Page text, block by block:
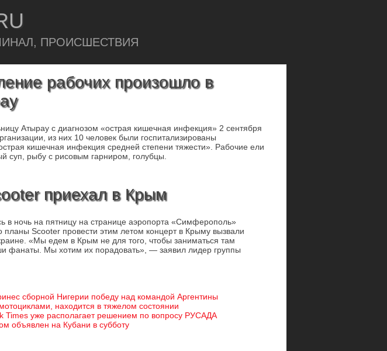
ПРОИСШЕСТВИЯ
рабочих произошло в
Атырау с диагнозом «острая кишечная инфекция» 2 сентября
из них 10 человек были госпитализированы
кишечная инфекция средней степени тяжести». Рабочие ели
суп, рыбу с рисовым гарниром, голубцы.
приехал в Крым
в ночь на пятницу на странице аэропорта «Симферополь»
планы Scooter провести этим летом концерт в Крыму вызвали
«Мы едем в Крым не для того, чтобы заниматься там
фанаты. Мы хотим их порадовать», — заявил лидер группы
сборной Нигерии победу над командой Аргентины
находится в тяжелом состоянии
Times уже располагает решением по вопросу РУСАДА
объявлен на Кубани в субботу